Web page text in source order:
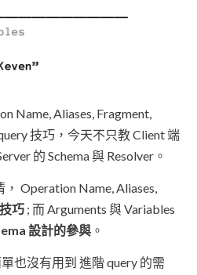
Name, Aliases, Fragment,
技巧，今天不只教 Client 端
的 Schema 與 Resolver。
Operation Name, Aliases,
巧 ; 而 Arguments 與 Variables
設計的參與 。
也沒有用到 進階 query 的需